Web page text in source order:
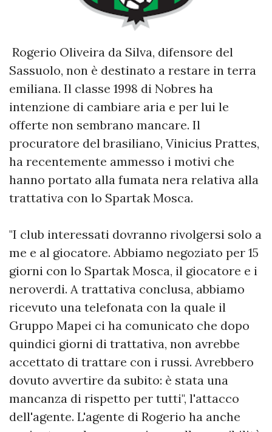
Rogerio Oliveira da Silva, difensore del
Sassuolo, non è destinato a restare in terra
emiliana. Il classe 1998 di Nobres ha
intenzione di cambiare aria e per lui le
offerte non sembrano mancare. Il
procuratore del brasiliano, Vinicius Prattes,
ha recentemente ammesso i motivi che
hanno portato alla fumata nera relativa alla
trattativa con lo Spartak Mosca.
"I club interessati dovranno rivolgersi solo a
me e al giocatore. Abbiamo negoziato per 15
giorni con lo Spartak Mosca, il giocatore e i
neroverdi. A trattativa conclusa, abbiamo
ricevuto una telefonata con la quale il
Gruppo Mapei ci ha comunicato che dopo
quindici giorni di trattativa, non avrebbe
accettato di trattare con i russi. Avrebbero
dovuto avvertire da subito: è stata una
mancanza di rispetto per tutti", l'attacco
dell'agente. L'agente di Rogerio ha anche